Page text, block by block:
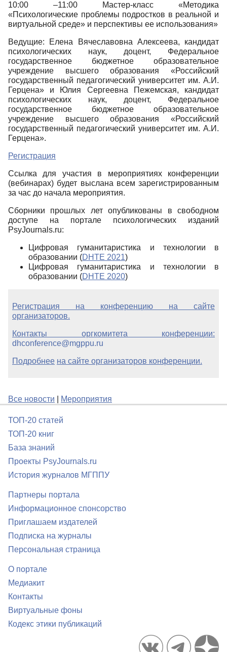
10:00 –11:00 Мастер-класс «Методика
«Психологические проблемы подростков в реальной и
виртуальной среде» и перспективы ее использования»
Ведущие: Елена Вячеславовна Алексеева, кандидат
психологических наук, доцент, Федеральное
государственное бюджетное образовательное
учреждение высшего образования «Российский
государственный педагогический университет им. А.И.
Герцена» и Юлия Сергеевна Пежемская, кандидат
психологических наук, доцент, Федеральное
государственное бюджетное образовательное
учреждение высшего образования «Российский
государственный педагогический университет им. А.И.
Герцена».
Регистрация
Ссылка для участия в мероприятиях конференции
(вебинарах) будет выслана всем зарегистрированным
за час до начала мероприятия.
Сборники прошлых лет опубликованы в свободном
доступе на портале психологических изданий
PsyJournals.ru:
Цифровая гуманитаристика и технологии в
образовании (DHTE 2021)
Цифровая гуманитаристика и технологии в
образовании (DHTE 2020)
Регистрация на конференцию на сайте
организаторов.
Контакты оргкомитета конференции:
dhconference@mgppu.ru
Подробнее на сайте организаторов конференции.
Все новости Мероприятия
ТОП-20 статей
ТОП-20 книг
База знаний
Проекты PsyJournals.ru
История журналов МГППУ
Партнеры портала
Информационное спонсорство
Приглашаем издателей
Подписка на журналы
Персональная страница
О портале
Медиакит
Контакты
Виртуальные фоны
Кодекс этики публикаций